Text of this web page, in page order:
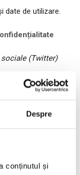
Despre
conținutul și
date de utilizare.
(Twitter)
sunt
Twitter, furnizate
de utilizare.